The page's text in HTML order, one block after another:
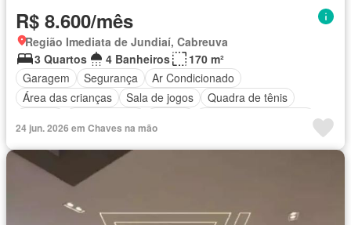
R$ 8.600/mês
Região Imediata de Jundiaí, Cabreuva
3 Quartos
4 Banheiros
170 m²
Garagem
Segurança
Ar Condicionado
Área das crianças
Sala de jogos
Quadra de tênis
24 jun. 2026 em Chaves na mão